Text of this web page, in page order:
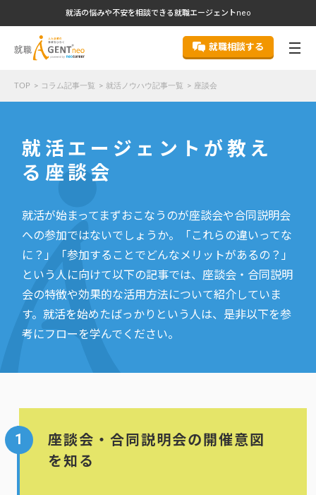
就活の悩みや不安を相談できる就職エージェントneo
就職相談する
TOP コラム記事一覧 就活ノウハウ記事一覧 座談会
就活エージェントが教え
る座談会
就活が始まってまずおこなうのが座談会や合同説明会
への参加ではないでしょうか。「これらの違いってな
に？」「参加することでどんなメリットがあるの？」
という人に向けて以下の記事では、座談会・合同説明
会の特徴や効果的な活用方法について紹介していま
す。就活を始めたばっかりという人は、是非以下を参
考にフローを学んでください。
1
座談会・合同説明会の開催意図
を知る